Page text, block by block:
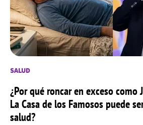
SALUD
¿Por qué roncar en exceso como
La Casa de los Famosos puede
salud?